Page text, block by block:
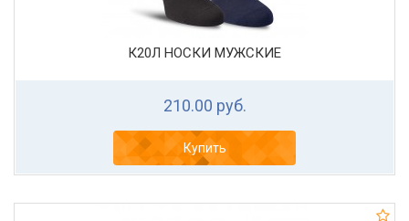
К20Л НОСКИ МУЖСКИЕ
210.00 руб.
Купить